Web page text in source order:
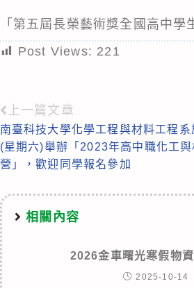
「第五屆長榮藝術獎全國高中學
Post Views: 221
Read
more
articles
上一篇文章
南臺科技大學化學工程與材料工程
(星期六)舉辦「2023年高中職化工
營」，歡迎同學報名參加
相關內容
2026金車曙光寒假物
2025-10-14